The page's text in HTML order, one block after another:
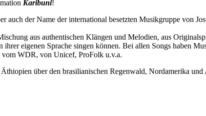
Karibuni!
auch der Name der international besetzten Musikgruppe von
aus authentischen Klängen und Melodien, aus
eigenen Sprache singen können. Bei allen Songs haben
vom WDR, von Unicef, ProFolk u.v.a.
über den brasilianischen Regenwald, Nordamerika